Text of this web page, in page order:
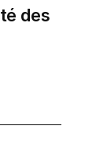
des